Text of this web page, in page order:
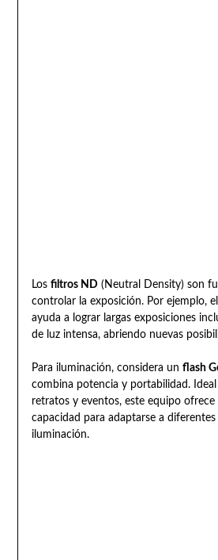
Los filtros ND (Neutral Density) son
controlar la exposición. Por ejemplo, el
ayuda a lograr largas exposiciones
de luz intensa, abriendo nuevas
Para iluminación, considera un flash
combina potencia y portabilidad. Ideal
retratos y eventos, este equipo
capacidad para adaptarse a
iluminación.